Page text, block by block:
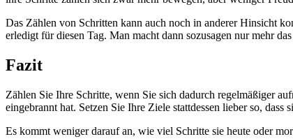
Das Zählen von Schritten kann auch noch in anderer Hinsicht
erledigt für diesen Tag. Man macht dann sozusagen nur mehr
Fazit
Zählen Sie Ihre Schritte, wenn Sie sich dadurch regelmäßiger
eingebrannt hat. Setzen Sie Ihre Ziele stattdessen lieber so,
Es kommt weniger darauf an, wie viel Schritte sie heute oder